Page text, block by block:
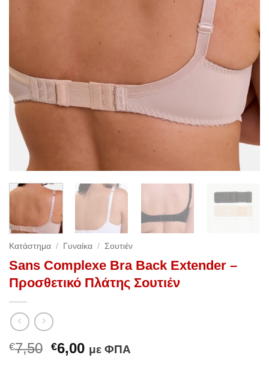
Κατάστημα / Γυναίκα / Σουτιέν
Sans Complexe Bra Back Extender –
Προσθετικό Πλάτης Σουτιέν
€7,50 Original
€6,00Ημε ΦΠΑ